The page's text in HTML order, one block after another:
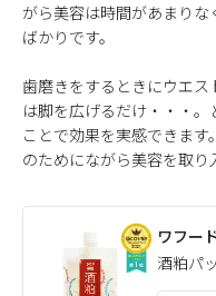
がら美容は時間があまり
ばかりです。
歯磨きをするときにウエス
は脚を広げるだけ・・・
ことで効果を実感できま
のためにながら美容を取り
ワフー
酒粕パ